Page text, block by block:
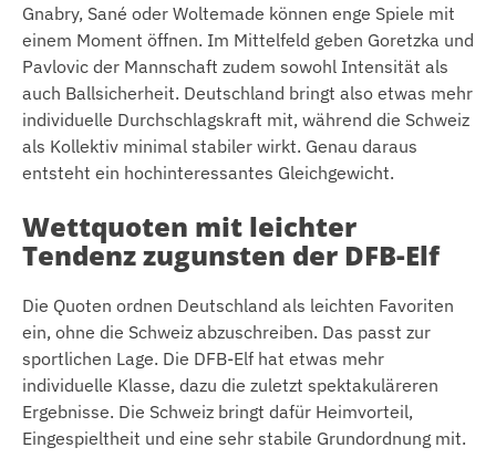
Gnabry, Sané oder Woltemade können enge Spiele mit
einem Moment öffnen. Im Mittelfeld geben Goretzka und
Pavlovic der Mannschaft zudem sowohl Intensität als
auch Ballsicherheit. Deutschland bringt also etwas mehr
individuelle Durchschlagskraft mit, während die Schweiz
als Kollektiv minimal stabiler wirkt. Genau daraus
entsteht ein hochinteressantes Gleichgewicht.
Wettquoten mit leichter
Tendenz zugunsten der DFB-Elf
Die Quoten ordnen Deutschland als leichten Favoriten
ein, ohne die Schweiz abzuschreiben. Das passt zur
sportlichen Lage. Die DFB-Elf hat etwas mehr
individuelle Klasse, dazu die zuletzt spektakuläreren
Ergebnisse. Die Schweiz bringt dafür Heimvorteil,
Eingespieltheit und eine sehr stabile Grundordnung mit.